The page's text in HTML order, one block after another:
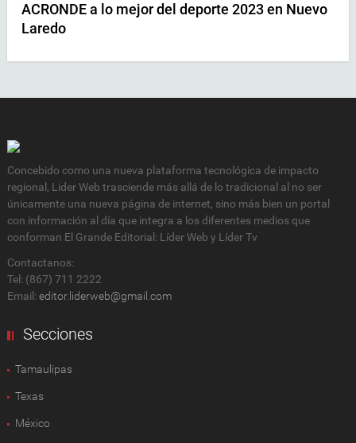
ACRONDE a lo mejor del deporte 2023 en Nuevo
Laredo
Concebido como una nueva plataforma tecnológica de impacto
regional, Lider Web trasciende más allá de lo tradicional al no ser
únicamente una nueva página de internet, sino más bien un portal
con información al día que integra a los diferentes medios que
conforman El Grande Editorial: Líder Web y Líder Tv
Contactanos:
Tel: (867) 711 2222
Email: editor.liderweb@gmail.com
Secciones
Tamaulipas
Texas
México